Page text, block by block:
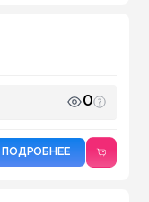
0
ПОДРОБНЕЕ